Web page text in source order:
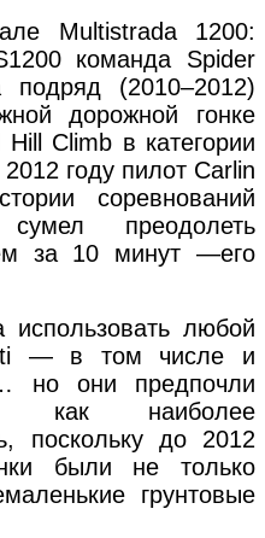
Multistrada 1200:
команда Spider
(2010–2012)
дорожной гонке
Climb в категории
году пилот Carlin
соревнований
преодолеть
за 10 минут —его
любой
— в том числе и
но они предпочли
как наиболее
поскольку до 2012
были не только
грунтовые